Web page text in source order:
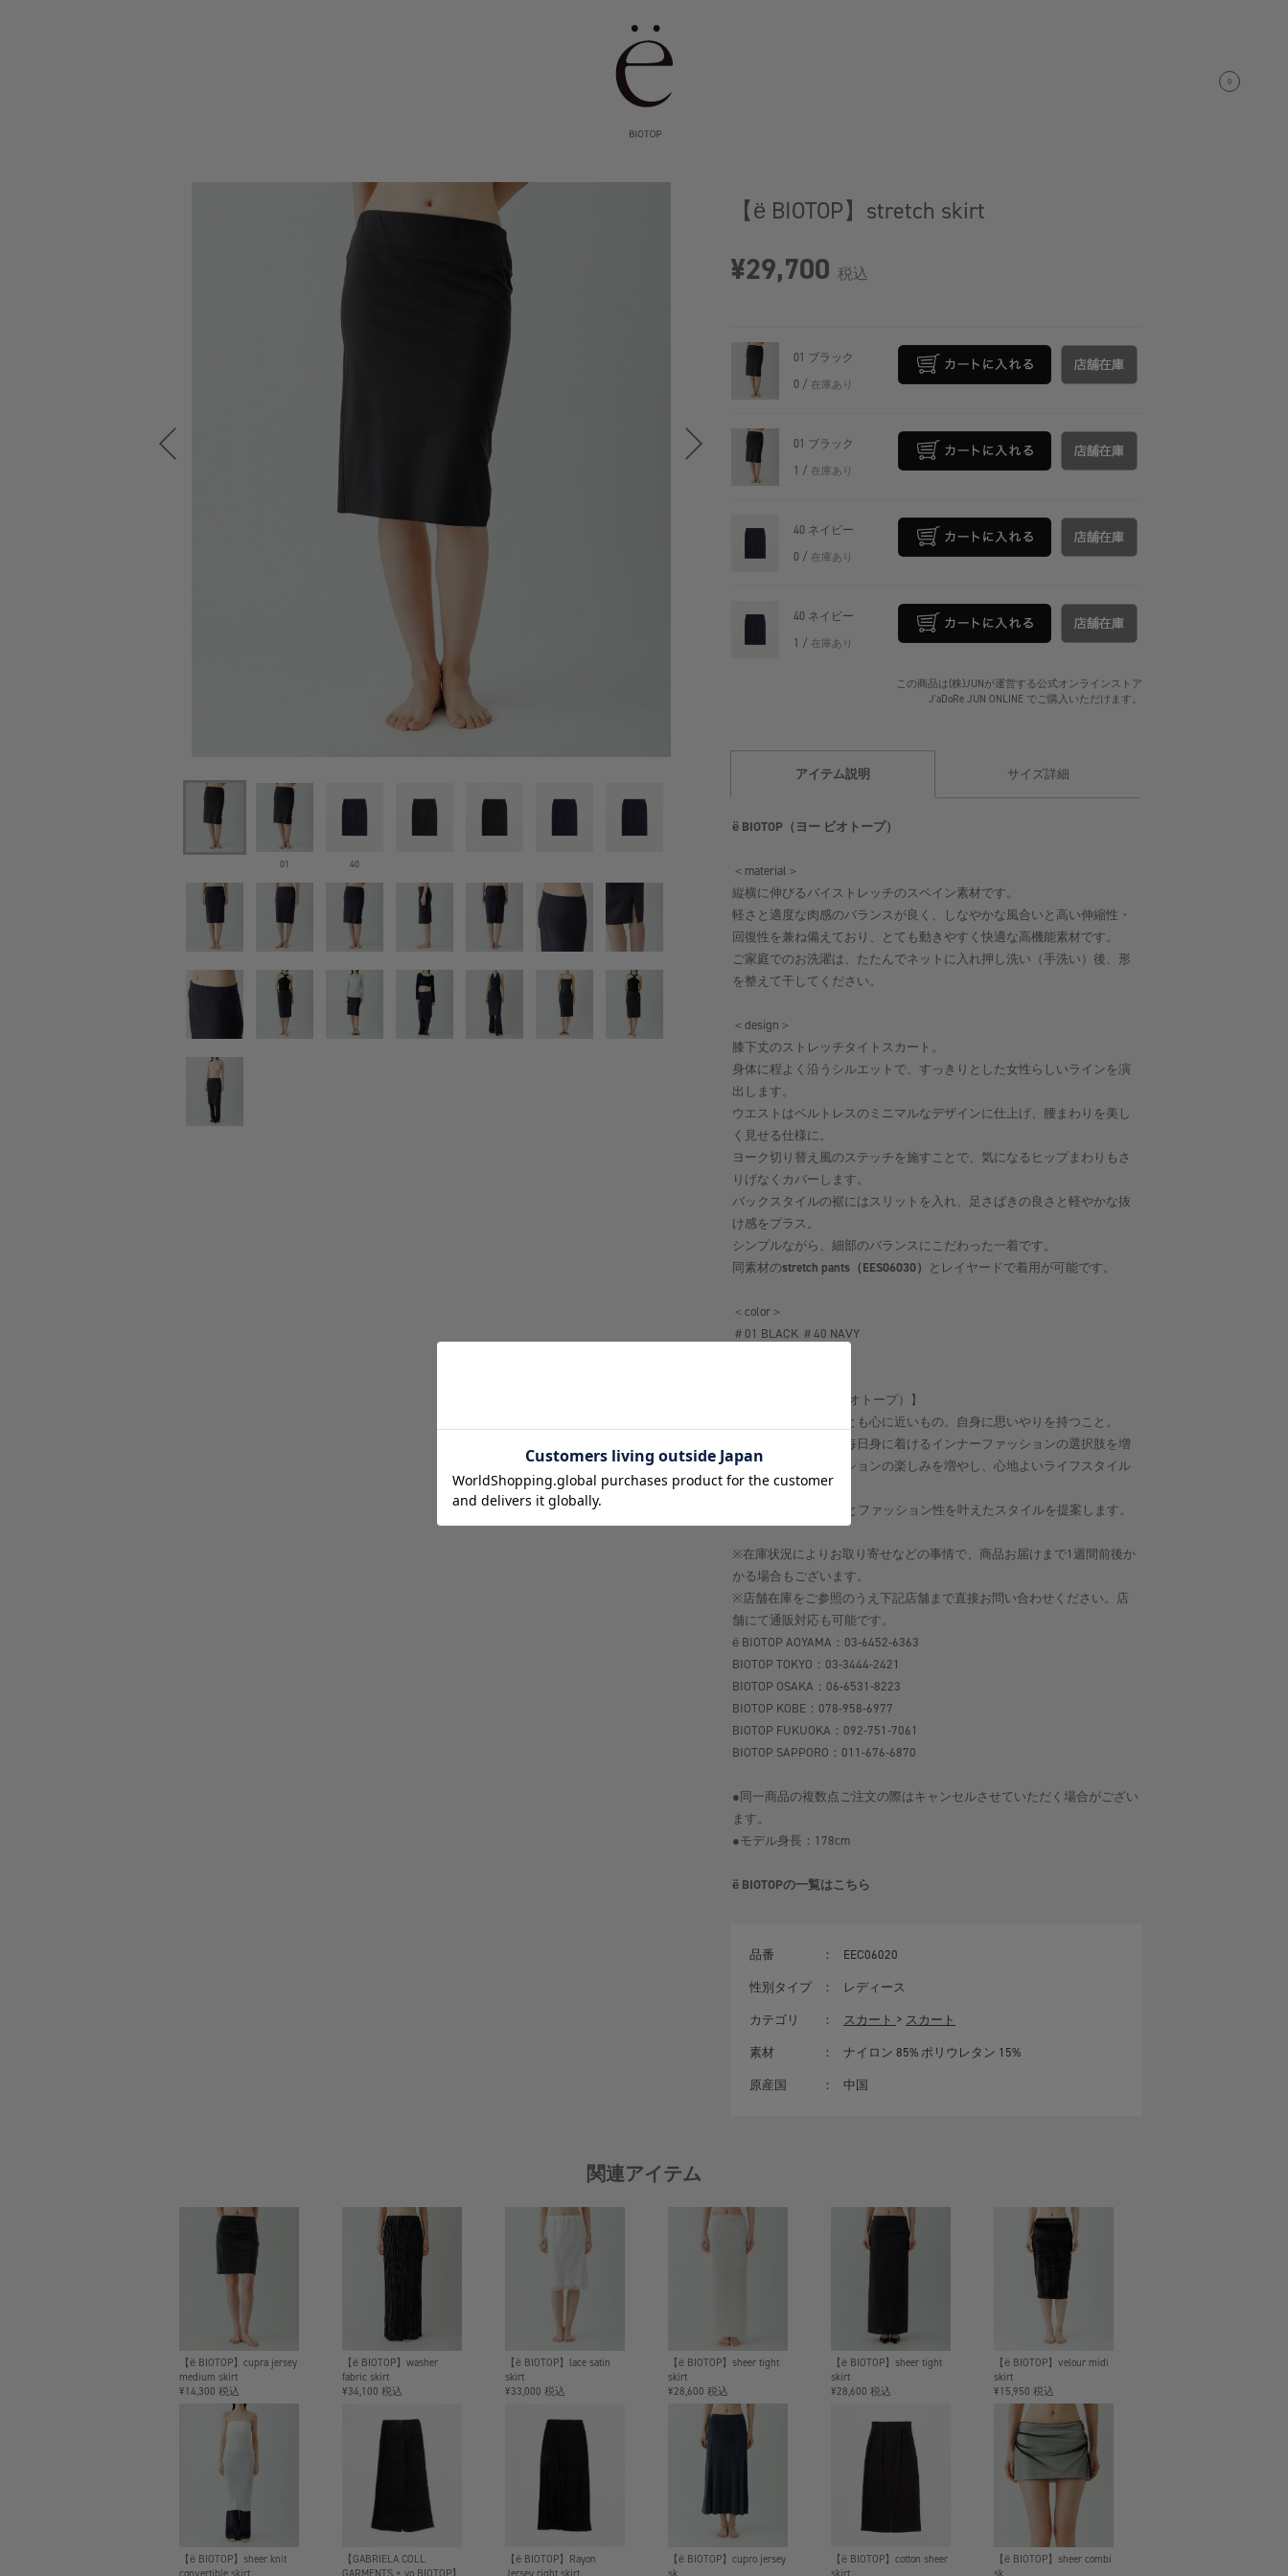
0
01 40
【ё BIOTOP】stretch skirt
¥29,700 税込
01 ブラック
0 / 在庫あり
01 ブラック
1 / 在庫あり
40 ネイビー
0 / 在庫あり
40 ネイビー
1 / 在庫あり
この商品は(株)JUNが運営する公式オンラインストア
J'aDoRe JUN ONLINE でご購入いただけます。
アイテム説明 サイズ詳細
ё BIOTOP（ヨー ビオトープ）
＜material＞
縦横に伸びるバイストレッチのスペイン素材です。
軽さと適度な肉感のバランスが良く、しなやかな風合いと高い伸縮性・
回復性を兼ね備えており、とても動きやすく快適な高機能素材です。
ご家庭でのお洗濯は、たたんでネットに入れ押し洗い（手洗い）後、形
を整えて干してください。
＜design＞
膝下丈のストレッチタイトスカート。
身体に程よく沿うシルエットで、すっきりとした女性らしいラインを演
出します。
ウエストはベルトレスのミニマルなデザインに仕上げ、腰まわりを美し
く見せる仕様に。
ヨーク切り替え風のステッチを施すことで、気になるヒップまわりもさ
りげなくカバーします。
バックスタイルの裾にはスリットを入れ、足さばきの良さと軽やかな抜
け感をプラス。
シンプルながら、細部のバランスにこだわった一着です。
同素材のstretch pants（EES06030） とレイヤードで着用が可能です。
＜color＞
＃01 BLACK ＃40 NAVY
【ё BIOTOP（ヨー ビオトープ）】
肌に近いものはもっとも心に近いもの。自身に思いやりを持つこと。
お洋服と同じように毎日身に着けるインナーファッションの選択肢を増
やすことは、ファッションの楽しみを増やし、心地よいライフスタイル
へ繋がると思います。
ё BIOTOPは心地よさとファッション性を叶えたスタイルを提案します。
※在庫状況によりお取り寄せなどの事情で、商品お届けまで1週間前後か
かる場合もございます。
※店舗在庫をご参照のうえ下記店舗まで直接お問い合わせください。店
舗にて通販対応も可能です。
ё BIOTOP AOYAMA：03-6452-6363
BIOTOP TOKYO：03-3444-2421
BIOTOP OSAKA：06-6531-8223
BIOTOP KOBE：078-958-6977
BIOTOP FUKUOKA：092-751-7061
BIOTOP SAPPORO：011-676-6870
●同一商品の複数点ご注文の際はキャンセルさせていただく場合がござい
ます。
●モデル身長：178cm
ё BIOTOPの一覧はこちら
品番 ：
EEC06020
性別タイプ
：
レディース
カテゴリ
： スカート > スカート
素材
：
ナイロン 85% ポリウレタン 15%
原産国
： 中国
関連アイテム
【ё BIOTOP】cupra jersey
medium skirt
¥14,300 税込
【ё BIOTOP】washer
fabric skirt
¥34,100 税込
【ё BIOTOP】lace satin
skirt
¥33,000 税込
【ё BIOTOP】sheer tight
skirt
¥28,600 税込
【ё BIOTOP】sheer tight
skirt
¥28,600 税込
【ё BIOTOP】velour midi
skirt
¥15,950 税込
【ё BIOTOP】sheer knit
【GABRIELA COLL
【ё BIOTOP】Rayon
【ё BIOTOP】cupro jersey
【ё BIOTOP】cotton sheer
【ё BIOTOP】sheer combi